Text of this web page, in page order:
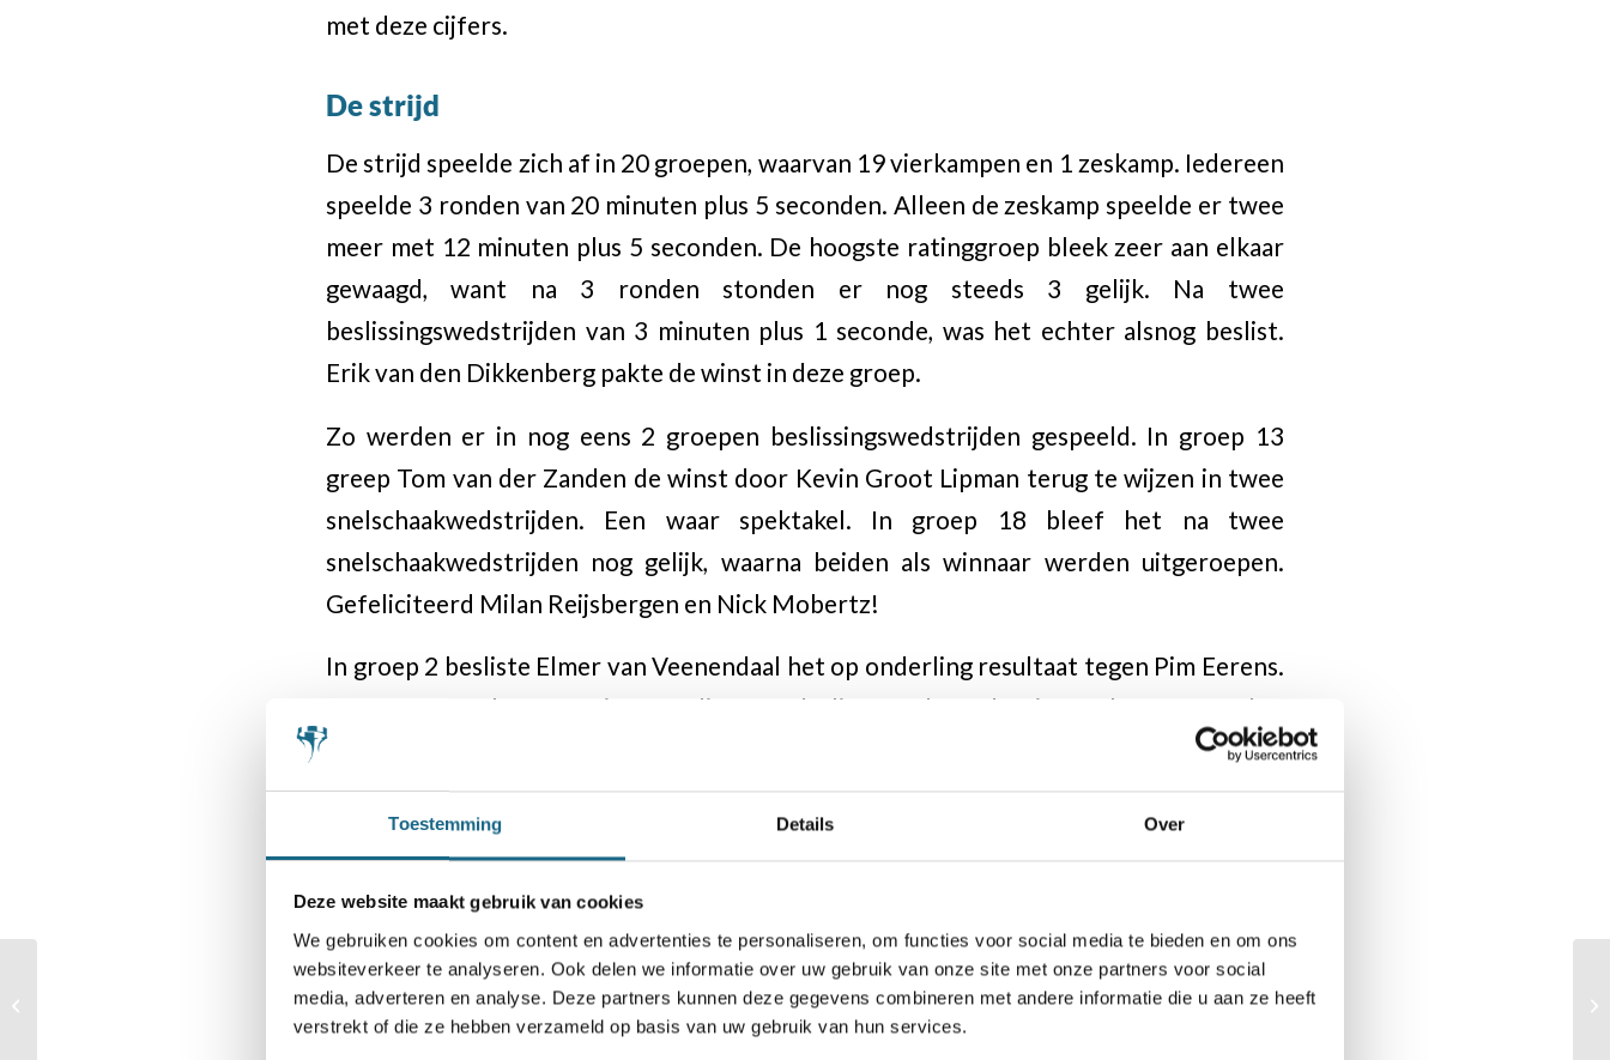
Toestemming Details Over
Deze website maakt gebruik van cookies
We gebruiken cookies om content en advertenties te personaliseren, om functies voor social media te bieden en om ons
websiteverkeer te analyseren. Ook delen we informatie over uw gebruik van onze site met onze partners voor social
media, adverteren en analyse. Deze partners kunnen deze gegevens combineren met andere informatie die u aan ze heeft
verstrekt of die ze hebben verzameld op basis van uw gebruik van hun services.
met deze cijfers.
De strijd
De strijd speelde zich af in 20 groepen, waarvan 19 vierkampen en 1 zeskamp. Iedereen
speelde 3 ronden van 20 minuten plus 5 seconden. Alleen de zeskamp speelde er twee
meer met 12 minuten plus 5 seconden. De hoogste ratinggroep bleek zeer aan elkaar
gewaagd, want na 3 ronden stonden er nog steeds 3 gelijk. Na twee
beslissingswedstrijden van 3 minuten plus 1 seconde, was het echter alsnog beslist.
Erik van den Dikkenberg pakte de winst in deze groep.
Zo werden er in nog eens 2 groepen beslissingswedstrijden gespeeld. In groep 13
greep Tom van der Zanden de winst door Kevin Groot Lipman terug te wijzen in twee
snelschaakwedstrijden. Een waar spektakel. In groep 18 bleef het na twee
snelschaakwedstrijden nog gelijk, waarna beiden als winnaar werden uitgeroepen.
Gefeliciteerd Milan Reijsbergen en Nick Mobertz!
In groep 2 besliste Elmer van Veenendaal het op onderling resultaat tegen Pim Eerens.
In groep 9 was het Lars Timmers die op onderling resultaat de winst pakte tegen Lukas
Kingma.
Groepswinnaars
Groep 3: Bryan Habig
Groep 4: Johan Heskes